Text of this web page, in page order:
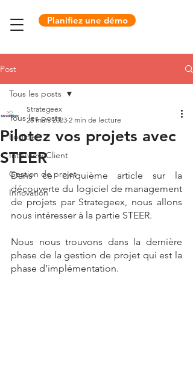
Planifiez une démo
Post
Tous les posts
Logiciel
Interview Client
Gestion de projet
Innovation
Tous les posts
Pilotez vos projets avec
STEER
Strategeex
28 mars 2023 2 min de lecture
Dans ce cinquième article sur la
découverte du logiciel de management
de projets par Strategeex, nous allons
nous intéresser à la partie STEER.
Nous nous trouvons dans la dernière
phase de la gestion de projet qui est la
phase d’implémentation.